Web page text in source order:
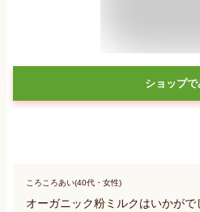
ショップで
ころころあい(40代・女性)
オーガニック粉ミルクはいかが